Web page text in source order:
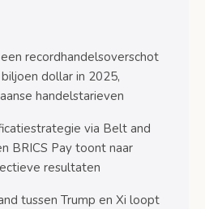
en alternatieve financiële
en technische implementatie
voor dollardominantie
uitdagingen en risico’s
en lokale
economische kwetsbaarheden
recordhandelsoverschot
dollar in 2025,
handelstarieven
via Belt and
BRICS Pay toont naar
resultaten
tussen Trump en Xi loopt